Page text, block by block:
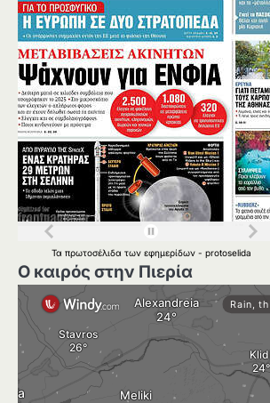
Τα πρωτοσέλιδα των εφημερίδων - protoselida
Ο καιρός στην Πιερία